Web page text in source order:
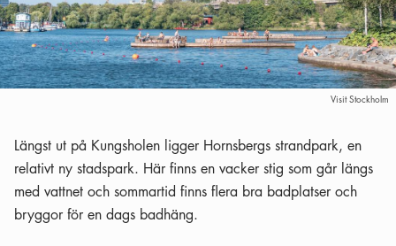
Visit Stockholm
Längst ut på Kungsholen ligger Hornsbergs strandpark, en
relativt ny stadspark. Här finns en vacker stig som går längs
med vattnet och sommartid finns flera bra badplatser och
bryggor för en dags badhäng.